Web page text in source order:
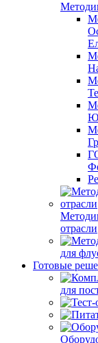
отрасли
для
Готовые
для